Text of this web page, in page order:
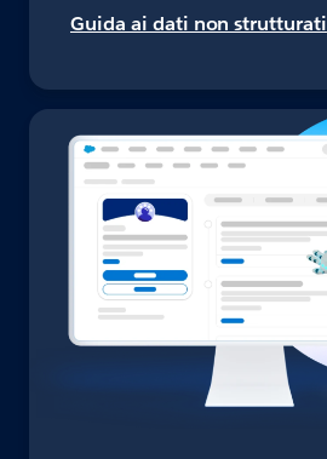
Guida ai dati non strutturati